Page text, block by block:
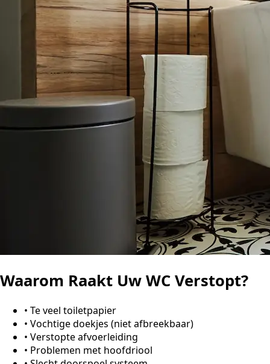
Waarom Raakt Uw WC Verstopt?
• Te veel toiletpapier
• Vochtige doekjes (niet afbreekbaar)
• Verstopte afvoerleiding
• Problemen met hoofdriool